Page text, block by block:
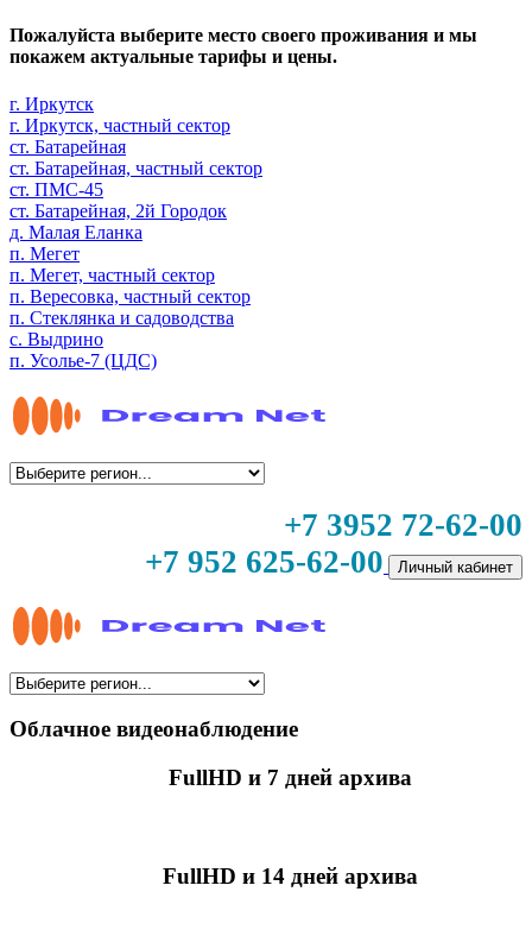
Пожалуйста выберите место своего проживания и мы
покажем актуальные тарифы и цены.
г. Иркутск
г. Иркутск, частный сектор
ст. Батарейная
ст. Батарейная, частный сектор
ст. ПМС-45
ст. Батарейная, 2й Городок
д. Малая Еланка
п. Мегет
п. Мегет, частный сектор
п. Вересовка, частный сектор
п. Стеклянка и садоводства
с. Выдрино
п. Усолье-7 (ЦДС)
+7 3952 72-62-00
+7 952 625-62-00
Личный кабинет
Облачное видеонаблюдение
FullHD и 7 дней архива
FullHD и 14 дней архива